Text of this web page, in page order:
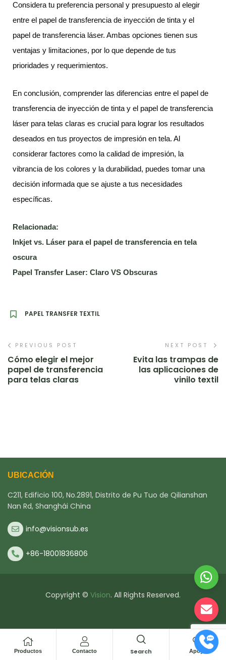
Considera tu preferencia personal y presupuesto al elegir
entre el papel de transferencia de inyección de tinta y el
papel de transferencia láser. Ambas opciones tienen sus
ventajas y limitaciones, por lo que depende de tus
prioridades y requerimientos.
En conclusión, comprender las diferencias entre el papel de
transferencia de inyección de tinta y el papel de transferencia
láser para telas claras es crucial para lograr los resultados
deseados en tus proyectos de impresión en tela. Al
considerar factores como la calidad de impresión, la
vibrancia de los colores y la durabilidad, puedes tomar una
decisión informada que se ajuste a tus necesidades
específicas.
Relacionada:
Inkjet vs. Láser para el papel de transferencia en tela
oscura
Papel Transfer Laser: Claro VS Obscuras
PAPEL TRANSFER TEXTIL
PREVIOUS POST
Cómo elegir el mejor
papel de transferencia
para telas claras
NEXT POST
Evita las trampas de
las aplicaciones de
vinilo textil
Productos Contacto Search Apoyo
UBICACIÓN
C211, Edificio 100, No.2891, Distrito de Pu Tuo de Qilianshan
Nan Rd, Shanghái China
info@visionsub.es
+86-18001836806
Copyright © Vision. All Rights Reserved.